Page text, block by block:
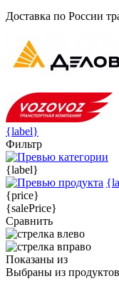
Доставка по России
{label}
Фильтр
{label}
{price}
{salePrice}
Сравнить
Показаны из
Выбраны из продуктов